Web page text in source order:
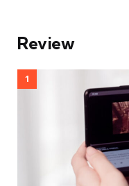
Review